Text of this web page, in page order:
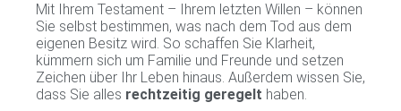
Mit Ihrem Testament – Ihrem letzten Willen – können
Sie selbst bestimmen, was nach dem Tod aus dem
eigenen Besitz wird. So schaffen Sie Klarheit,
kümmern sich um Familie und Freunde und setzen
Zeichen über Ihr Leben hinaus. Außerdem wissen Sie,
dass Sie alles rechtzeitig geregelt haben.